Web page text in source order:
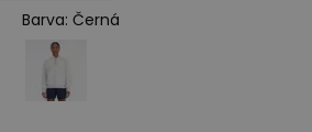
Barva: Černá